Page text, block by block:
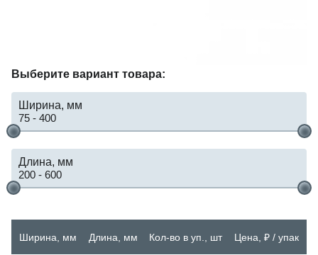
Выберите вариант товара:
Ширина, мм
75 - 400
Длина, мм
200 - 600
Ширина, мм Длина, мм Кол-во в уп., шт Цена, ₽ / упак